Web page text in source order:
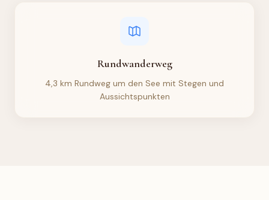
Rundwanderweg
4,3 km Rundweg um den See mit Stegen und
Aussichtspunkten